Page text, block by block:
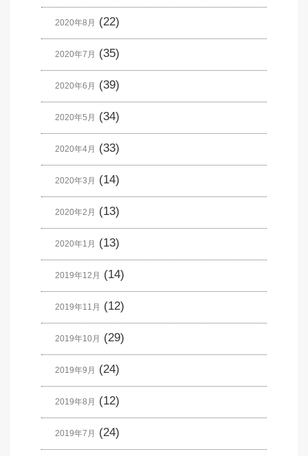
2020年8月 (22)
2020年7月 (35)
2020年6月 (39)
2020年5月 (34)
2020年4月 (33)
2020年3月 (14)
2020年2月 (13)
2020年1月 (13)
2019年12月 (14)
2019年11月 (12)
2019年10月 (29)
2019年9月 (24)
2019年8月 (12)
2019年7月 (24)